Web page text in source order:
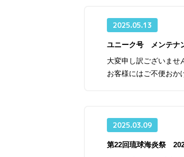
2025.05.13
ユニーク号 メンテナ
大変申し訳ございま
お客様にはご不便おか
2025.03.09
第22回琉球海炎祭